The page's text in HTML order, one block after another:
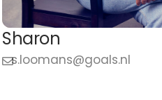
Sharon
s.loomans@goals.nl